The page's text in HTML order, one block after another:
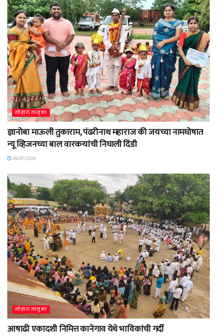
लोहारा तालुका
ज्ञानोबा माऊली तुकाराम, पंढरीनाथ महाराज की जयच्या नामघोषात
न्यू व्हिजनच्या बाल वारकऱ्यांची निघाली दिंडी
26/07/2026
लोहारा तालुका
आषाढी एकादशी निमित्त कानेगाव येथे भाविकांची गर्दी